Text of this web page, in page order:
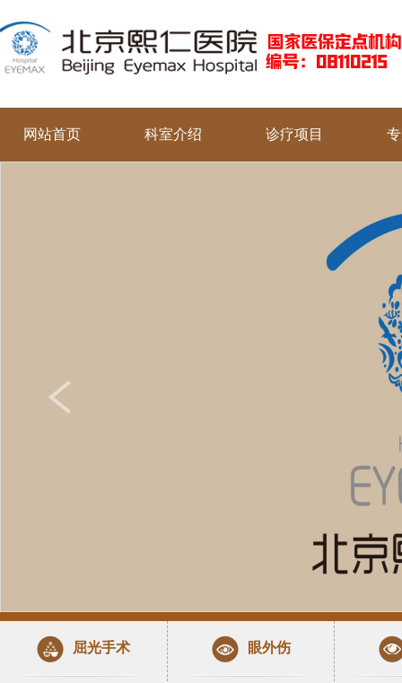
网站首页 科室介绍 诊疗项目
屈光手术 眼外伤